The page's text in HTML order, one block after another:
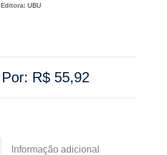
Editora: UBU
Por: R$ 55,92
Informação adicional